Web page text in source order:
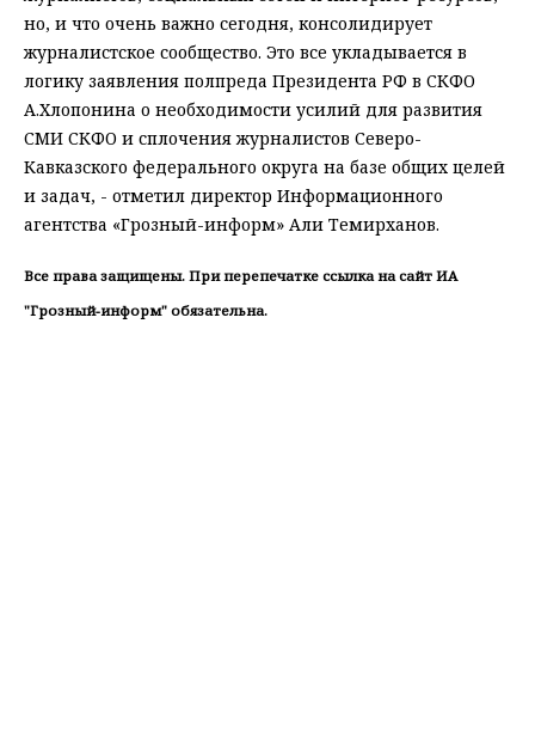
но, и что очень важно сегодня, консолидирует
журналистское сообщество. Это все укладывается в
логику заявления полпреда Президента РФ в СКФО
А.Хлопонина о необходимости усилий для развития
СМИ СКФО и сплочения журналистов Северо-
Кавказского федерального округа на базе общих целей
и задач, - отметил директор Информационного
агентства «Грозный-информ» Али Темирханов.
Все права защищены. При перепечатке ссылка на сайт ИА
"Грозный-информ" обязательна.